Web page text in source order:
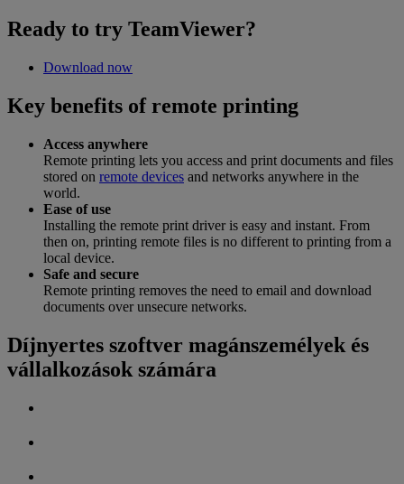
Ready to try TeamViewer?
Download now
Key benefits of remote printing
Access anywhere
Remote printing lets you access and print documents and files
stored on remote devices and networks anywhere in the
world.
Ease of use
Installing the remote print driver is easy and instant. From
then on, printing remote files is no different to printing from a
local device.
Safe and secure
Remote printing removes the need to email and download
documents over unsecure networks.
Díjnyertes szoftver magánszemélyek és
vállalkozások számára